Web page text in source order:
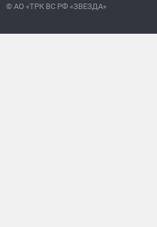
© АО «ТРК ВС РФ «ЗВЕЗДА»